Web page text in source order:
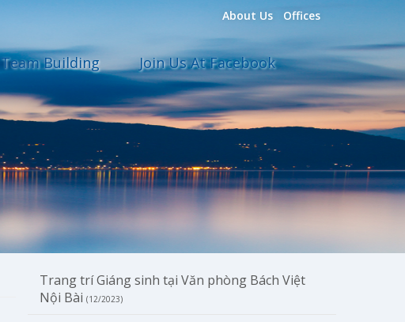
About Us Offices
Team Building Join Us At Facebook
Trang trí Giáng sinh tại Văn phòng Bách Việt
Nội Bài (12/2023)